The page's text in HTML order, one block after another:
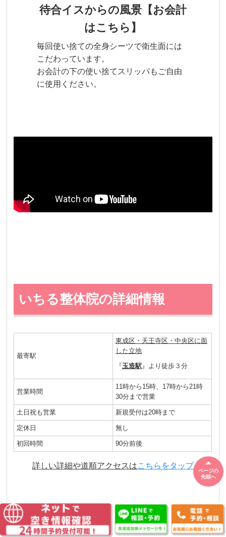
待合イスからの風景【お会計
はこちら】
毎回使い捨ての全身シーツで衛生面には
こだわっています。
お会計の下の使い捨てスリッパもご自由
に使用ください。
いちる整体院の詳細情報
最寄駅
東成区・天王寺区・中央区に面
した立地
『玉造駅 』より徒歩３分
営業時間
11時から15時、17時から21時
30分まで営業
土日祝も営業 新規受付は20時まで
定休日 無し
初回時間 90分前後
詳しい詳細や道順アクセスはこちらをタップ
ページの
先頭へ